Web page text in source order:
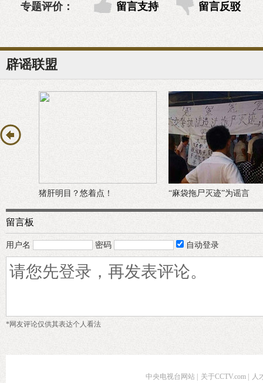
专题评价： 留言支持 留言反驳
辟谣联盟
猪肝明目？悠着点！ “麻袋拖尸灭迹”为谣言
留言板
用户名 密码 自动登录
*网友评论仅供其表达个人看法
中央电视台网站 关于CCTV.com 人